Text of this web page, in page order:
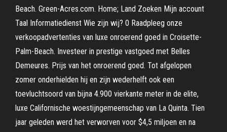
Beach. Green-Acres.com. Home; Land Zoeken Mijn account
Taal Informatiedienst Wie zijn wij? 0 Raadpleeg onze
verkoopadvertenties van luxe onroerend goed in Croisette-
Palm-Beach. Investeer in prestige vastgoed met Belles
Demeures. Prijs van het onroerend goed. Tot afgelopen
zomer onderhielden hij en zijn wederhelft ook een
toevluchtsoord van bijna 4.900 vierkante meter in de elite,
luxe Californische woestijngemeenschap van La Quinta. Tien
jaar geleden werd het verworven voor $4,5 miljoen en na